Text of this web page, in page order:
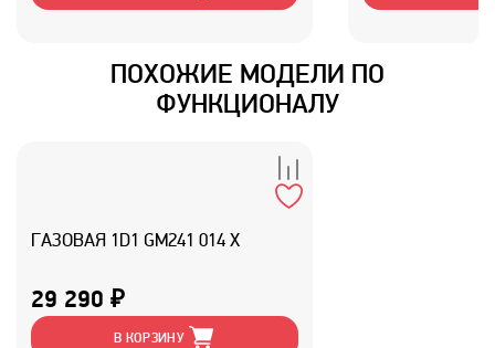
ПОХОЖИЕ МОДЕЛИ ПО
ФУНКЦИОНАЛУ
ГАЗОВАЯ 1D1 GM241 014 X
29 290 ₽
В КОРЗИНУ